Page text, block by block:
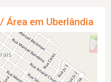
Área em Uberlândia